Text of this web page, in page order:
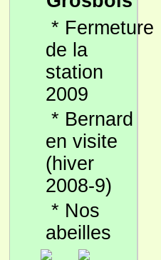
* Fermeture
de la
station
2009
* Bernard
en visite
(hiver
2008-9)
* Nos
abeilles